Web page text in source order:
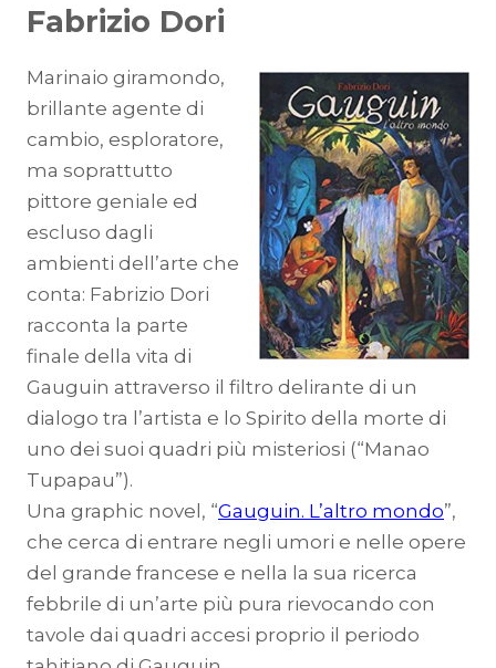
Fabrizio Dori
Marinaio giramondo,
brillante agente di
cambio, esploratore,
ma soprattutto
pittore geniale ed
escluso dagli
ambienti dell’arte che
conta: Fabrizio Dori
racconta la parte
finale della vita di
Gauguin attraverso il filtro delirante di un
dialogo tra l’artista e lo Spirito della morte di
uno dei suoi quadri più misteriosi (“Manao
Tupapau”).
Una graphic novel, “Gauguin. L’altro mondo”,
che cerca di entrare negli umori e nelle opere
del grande francese e nella la sua ricerca
febbrile di un’arte più pura rievocando con
tavole dai quadri accesi proprio il periodo